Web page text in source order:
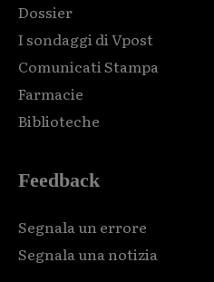
Dossier
I sondaggi di Vpost
Comunicati Stampa
Farmacie
Biblioteche
Feedback
Segnala un errore
Segnala una notizia